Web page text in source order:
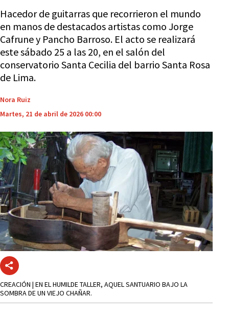
Hacedor de guitarras que recorrieron el mundo
en manos de destacados artistas como Jorge
Cafrune y Pancho Barroso. El acto se realizará
este sábado 25 a las 20, en el salón del
conservatorio Santa Cecilia del barrio Santa Rosa
de Lima.
Nora Ruiz
Martes, 21 de abril de 2026 00:00
CREACIÓN | EN EL HUMILDE TALLER, AQUEL SANTUARIO BAJO LA
SOMBRA DE UN VIEJO CHAÑAR.